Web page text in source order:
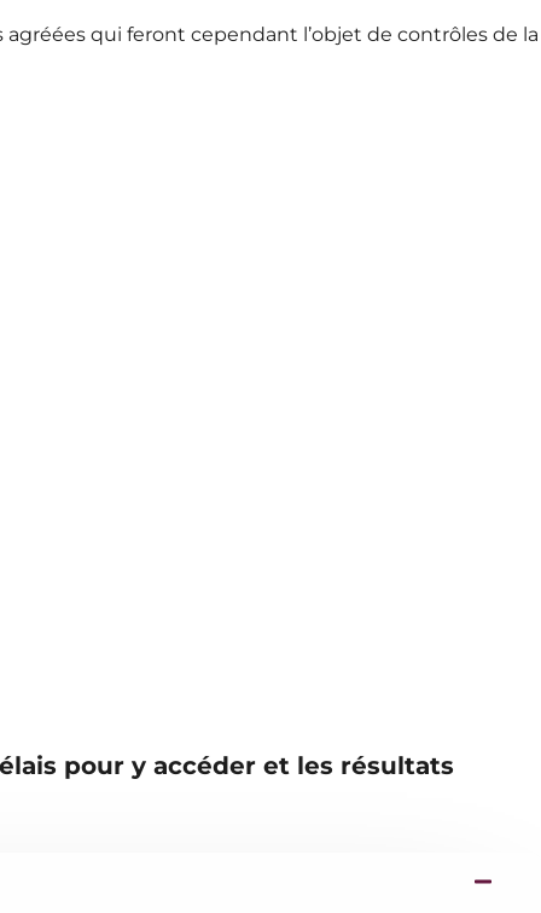
qui feront cependant l’objet de contrôles de la
pour y accéder et les résultats